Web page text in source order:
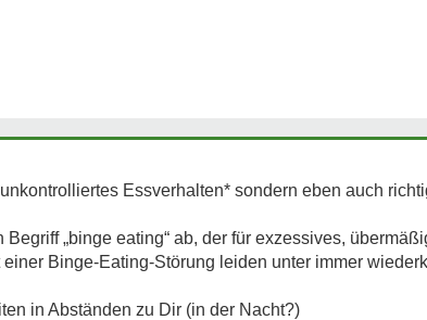
Essverhalten* sondern eben auch
„binge eating“ ab, der für exzessives,
einer Binge-Eating-Störung leiden unter immer
in Abständen zu Dir (in der Nacht?)